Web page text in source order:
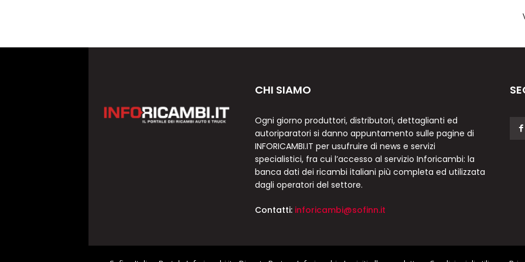
CHI SIAMO
Ogni giorno produttori, distributori, dettaglianti ed
autoriparatori si danno appuntamento sulle pagine di
INFORICAMBI.IT per usufruire di news e servizi
specialistici, fra cui l’accesso al servizio Inforicambi: la
banca dati dei ricambi italiani più completa ed utilizzata
dagli operatori del settore.
Contatti: inforicambi@sofinn.it